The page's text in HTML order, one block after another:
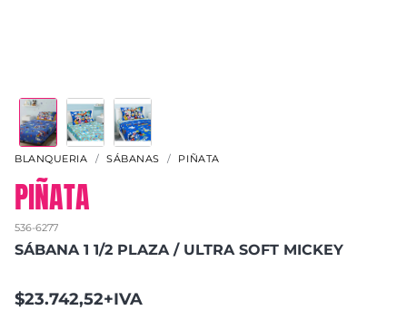
BLANQUERIA SÁBANAS PIÑATA
PIÑATA
536-6277
SÁBANA 1 1/2 PLAZA / ULTRA SOFT MICKEY
$23.742,52+IVA